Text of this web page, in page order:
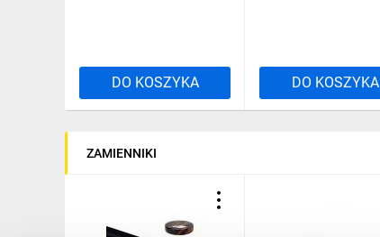
DO KOSZYKA DO KOSZYKA
ZAMIENNIKI